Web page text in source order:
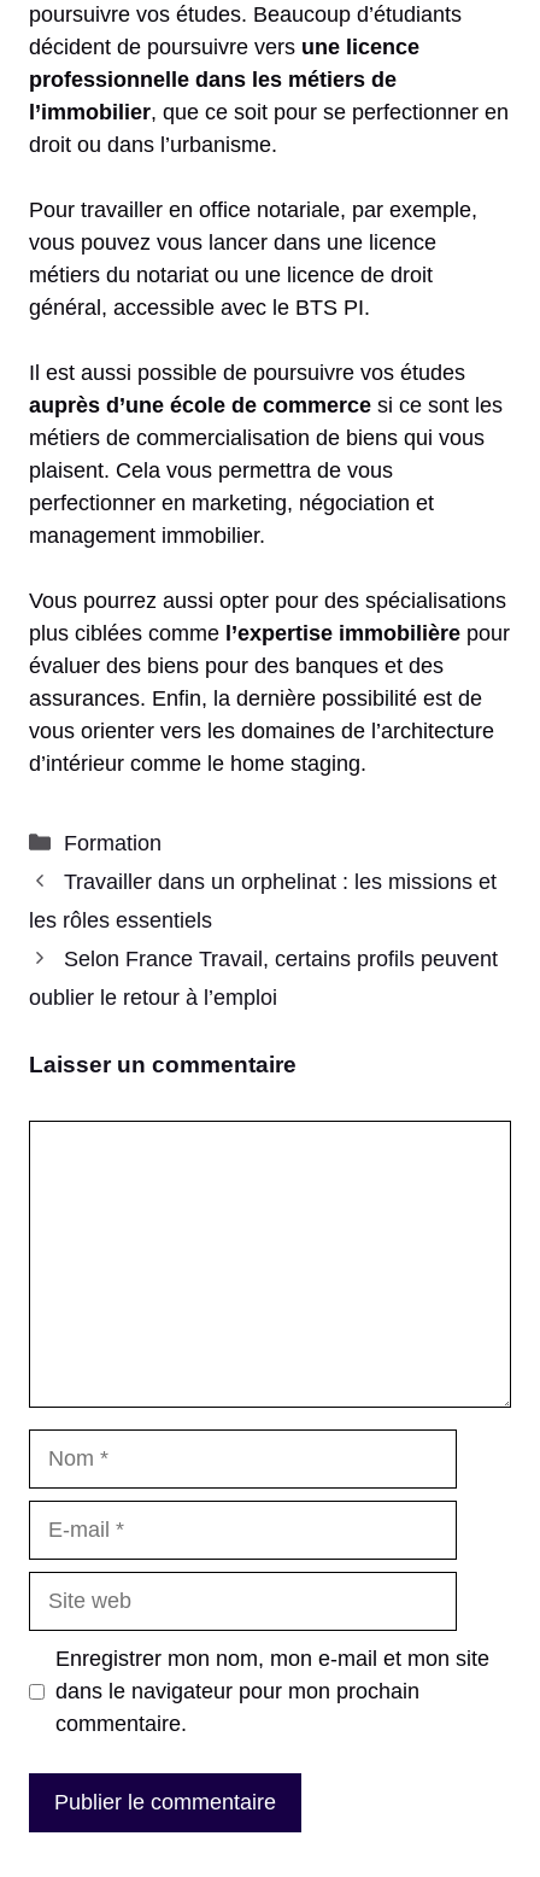
poursuivre vos études. Beaucoup d’étudiants
décident de poursuivre vers une licence
professionnelle dans les métiers de
l’immobilier, que ce soit pour se perfectionner en
droit ou dans l’urbanisme.
Pour travailler en office notariale, par exemple,
vous pouvez vous lancer dans une licence
métiers du notariat ou une licence de droit
général, accessible avec le BTS PI.
Il est aussi possible de poursuivre vos études
auprès d’une école de commerce si ce sont les
métiers de commercialisation de biens qui vous
plaisent. Cela vous permettra de vous
perfectionner en marketing, négociation et
management immobilier.
Vous pourrez aussi opter pour des spécialisations
plus ciblées comme l’expertise immobilière pour
évaluer des biens pour des banques et des
assurances. Enfin, la dernière possibilité est de
vous orienter vers les domaines de l’architecture
d’intérieur comme le home staging.
Catégories
Formation
Travailler dans un orphelinat : les missions et
les rôles essentiels
Selon France Travail, certains profils peuvent
oublier le retour à l’emploi
Laisser un commentaire
Enregistrer mon nom, mon e-mail et mon site
dans le navigateur pour mon prochain
commentaire.